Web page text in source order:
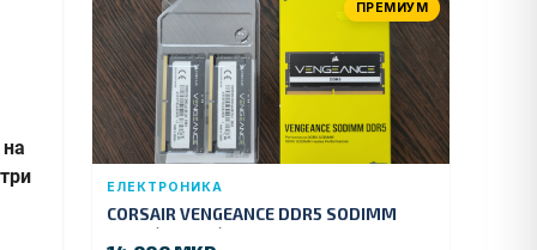
ПРЕМИУМ
ЕЛЕКТРОНИКА
CORSAIR VENGEANCE DDR5 SODIMM
32GB (2x16GB) DDR5 4800MT/s